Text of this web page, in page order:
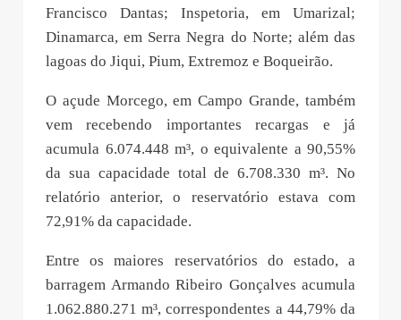
Francisco Dantas; Inspetoria, em Umarizal;
Dinamarca, em Serra Negra do Norte; além das
lagoas do Jiqui, Pium, Extremoz e Boqueirão.
O açude Morcego, em Campo Grande, também
vem recebendo importantes recargas e já
acumula 6.074.448 m³, o equivalente a 90,55%
da sua capacidade total de 6.708.330 m³. No
relatório anterior, o reservatório estava com
72,91% da capacidade.
Entre os maiores reservatórios do estado, a
barragem Armando Ribeiro Gonçalves acumula
1.062.880.271 m³, correspondentes a 44,79% da